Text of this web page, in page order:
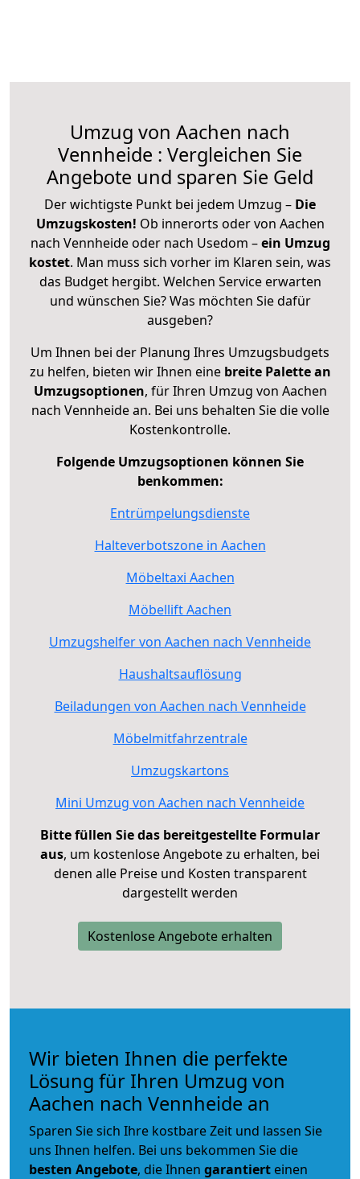
Umzug von Aachen nach
Vennheide : Vergleichen Sie
Angebote und sparen Sie Geld
Der wichtigste Punkt bei jedem Umzug – Die
Umzugskosten! Ob innerorts oder von Aachen
nach Vennheide oder nach Usedom –ein Umzug
kostet. Man muss sich vorher im Klaren sein, was
das Budget hergibt. Welchen Service erwarten
und wünschen Sie? Was möchten Sie dafür
ausgeben?
Um Ihnen bei der Planung Ihres Umzugsbudgets
zu helfen, bieten wir Ihnen eine breite Palette an
Umzugsoptionen, für Ihren Umzug von Aachen
nach Vennheide an. Bei uns behalten Sie die volle
Kostenkontrolle.
Folgende Umzugsoptionen können Sie
benkommen:
Entrümpelungsdienste
Halteverbotszone in Aachen
Möbeltaxi Aachen
Möbellift Aachen
Umzugshelfer von Aachen nach Vennheide
Haushaltsauflösung
Beiladungen von Aachen nach Vennheide
Möbelmitfahrzentrale
Umzugskartons
Mini Umzug von Aachen nach Vennheide
Bitte füllen Sie das bereitgestellte Formular
aus, um kostenlose Angebote zu erhalten, bei
denen alle Preise und Kosten transparent
dargestellt werden
Kostenlose Angebote erhalten
Wir bieten Ihnen die perfekte
Lösung für Ihren Umzug von
Aachen nach Vennheide an
Sparen Sie sich Ihre kostbare Zeit und lassen Sie
uns Ihnen helfen. Bei uns bekommen Sie die
besten Angebote, die Ihnen garantiert einen